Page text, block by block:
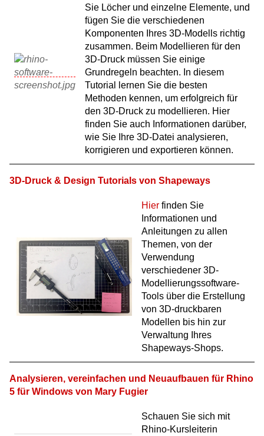
Sie Löcher und einzelne Elemente, und
fügen Sie die verschiedenen
Komponenten Ihres 3D-Modells richtig
zusammen. Beim Modellieren für den
3D-Druck müssen Sie einige
Grundregeln beachten. In diesem
Tutorial lernen Sie die besten
Methoden kennen, um erfolgreich für
den 3D-Druck zu modellieren. Hier
finden Sie auch Informationen darüber,
wie Sie Ihre 3D-Datei analysieren,
korrigieren und exportieren können.
3D-Druck & Design Tutorials von Shapeways
Hier finden Sie
Informationen und
Anleitungen zu allen
Themen, von der
Verwendung
verschiedener 3D-
Modellierungssoftware-
Tools über die Erstellung
von 3D-druckbaren
Modellen bis hin zur
Verwaltung Ihres
Shapeways-Shops.
Analysieren, vereinfachen und Neuaufbauen für Rhino
5 für Windows von Mary Fugier
Schauen Sie sich mit
Rhino-Kursleiterin